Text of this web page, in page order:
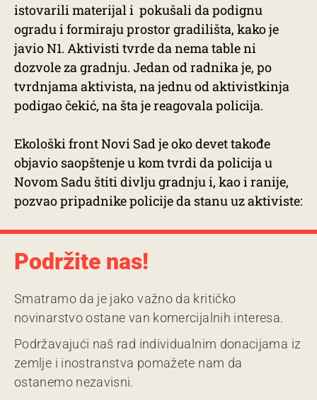
istovarili materijal i pokušali da podignu
ogradu i formiraju prostor gradilišta, kako je
javio N1. Aktivisti tvrde da nema table ni
dozvole za gradnju. Jedan od radnika je, po
tvrdnjama aktivista, na jednu od aktivistkinja
podigao čekić, na šta je reagovala policija.
Ekološki front Novi Sad je oko devet takođe
objavio saopštenje u kom tvrdi da policija u
Novom Sadu štiti divlju gradnju i, kao i ranije,
pozvao pripadnike policije da stanu uz aktiviste:
Podržite nas!
Smatramo da je jako važno da kritičko
novinarstvo ostane van komercijalnih interesa.
Podržavajući naš rad individualnim donacijama iz
zemlje i inostranstva pomažete nam da
ostanemo nezavisni.